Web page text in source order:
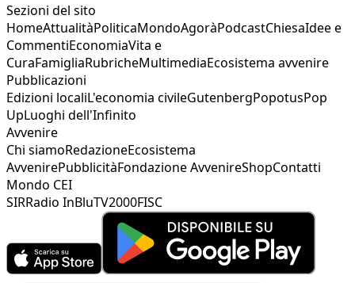
Sezioni del sito
HomeAttualitàPoliticaMondoAgoràPodcastChiesaIdee e
CommentiEconomiaVita e
CuraFamigliaRubricheMultimediaEcosistema avvenire
Pubblicazioni
Edizioni localiL'economia civileGutenbergPopotusPop
UpLuoghi dell'Infinito
Avvenire
Chi siamoRedazioneEcosistema
AvvenirePubblicitàFondazione AvvenireShopContatti
Mondo CEI
SIRRadio InBluTV2000FISC